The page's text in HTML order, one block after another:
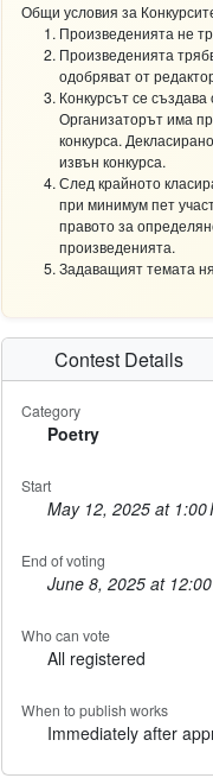
Общи условия за
Произведенията не
Произведенията
одобряват от
Конкурсът се
Организаторът има
конкурса.
извън конкурса.
След крайното
при минимум пет
правото за
произведенията.
Задаващият темата
Contest Details
Category
Poetry
Start
May 12, 2025 at 1:00
End of voting
June 8, 2025 at
Who can vote
All registered
When to publish works
Immediately after